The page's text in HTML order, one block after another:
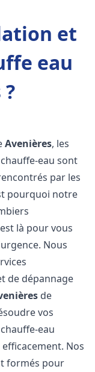
et
eau
Avenières, les
eau sont
par les
pourquoi notre
là pour vous
Nous
de dépannage
de
vos
eau
Nos
formés pour